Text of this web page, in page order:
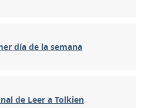
día de la semana
de Leer a Tolkien